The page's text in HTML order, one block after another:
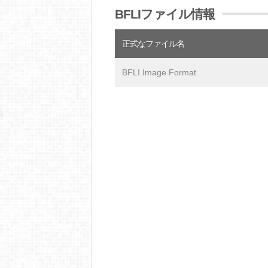
BFLIファイル情報
正式なファイル名
BFLI Image Format